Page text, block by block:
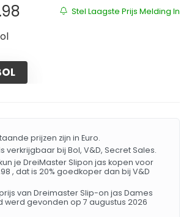
Stel Laagste Prijs Melding In
prijs was:
Huidige prijs is: €87.98.
Bol
prijzen zijn in Euro.
verkrijgbaar bij Bol, V&D, Secret Sales.
je DreiMaster Slipon jas kopen voor
, dat is 20% goedkoper dan bij V&D
van Dreimaster Slip-on jas Dames
werd gevonden op 7 augustus 2026